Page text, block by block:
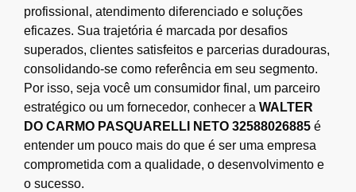
profissional, atendimento diferenciado e soluções
eficazes. Sua trajetória é marcada por desafios
superados, clientes satisfeitos e parcerias duradouras,
consolidando-se como referência em seu segmento.
Por isso, seja você um consumidor final, um parceiro
estratégico ou um fornecedor, conhecer a WALTER
DO CARMO PASQUARELLI NETO 32588026885 é
entender um pouco mais do que é ser uma empresa
comprometida com a qualidade, o desenvolvimento e
o sucesso.